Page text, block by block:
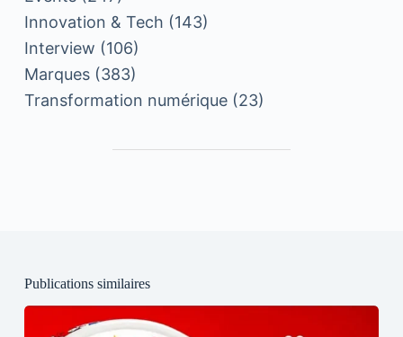
Innovation & Tech (143)
Interview (106)
Marques(383)
Transformation numérique(23)
Publications similaires